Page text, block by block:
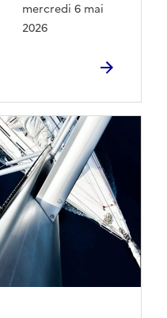
mercredi 6 mai
2026